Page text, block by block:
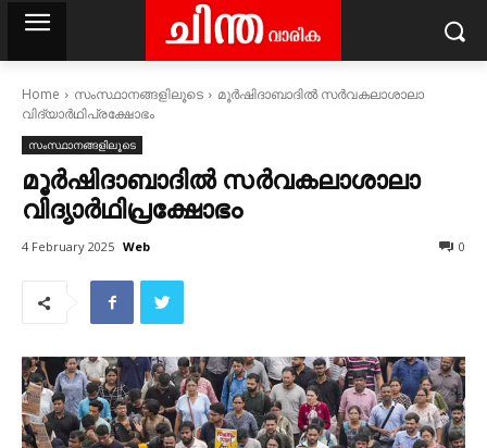
Home സംസ്ഥാനങ്ങളിലൂടെ
മൂർഷിദാബാദിൽ സർവകലാശാലാ
വിദ്യാർഥിപ്രക്ഷോഭം
സംസ്ഥാനങ്ങളിലൂടെ
മൂർഷിദാബാദിൽ സർവകലാശാലാ
വിദ്യാർഥിപ്രക്ഷോഭം
4 February 2025 Web 0